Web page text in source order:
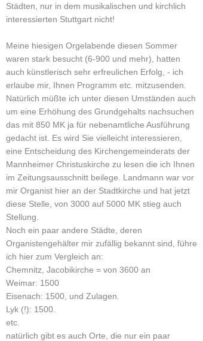
Städten, nur in dem musikalischen und kirchlich
interessierten Stuttgart nicht!
Meine hiesigen Orgelabende diesen Sommer
waren stark besucht (6-900 und mehr), hatten
auch künstlerisch sehr erfreulichen Erfolg, - ich
erlaube mir, Ihnen Programm etc. mitzusenden.
Natürlich müßte ich unter diesen Umständen auch
um eine Erhöhung des Grundgehalts nachsuchen
das mit 850 MK ja für nebenamtliche Ausführung
gedacht ist. Es wird Sie vielleicht interessieren,
eine Entscheidung des Kirchengemeinderats der
Mannheimer Christuskirche zu lesen die ich Ihnen
im Zeitungsausschnitt beilege. Landmann war vor
mir Organist hier an der Stadtkirche und hat jetzt
diese Stelle, von 3000 auf 5000 MK stieg auch
Stellung.
Noch ein paar andere Städte, deren
Organistengehälter mir zufällig bekannt sind, führe
ich hier zum Vergleich an:
Chemnitz, Jacobikirche = von 3600 an
Weimar: 1500
Eisenach: 1500, und Zulagen.
Lyk (!): 1500.
etc.
natürlich gibt es auch Orte, die nur ein paar